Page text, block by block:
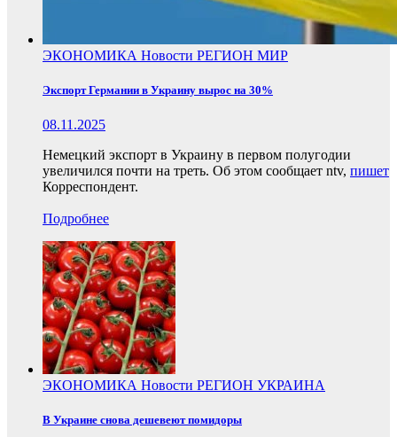
ЭКОНОМИКА Новости РЕГИОН МИР
Экспорт Германии в Украину вырос на 30%
08.11.2025
Немецкий экспорт в Украину в первом полугодии
увеличился почти на треть. Об этом сообщает ntv, пишет
Корреспондент.
Подробнее
ЭКОНОМИКА Новости РЕГИОН УКРАИНА
В Украине снова дешевеют помидоры